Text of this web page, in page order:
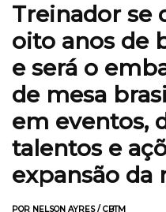
Treinador se
oito anos de
e será o
de mesa
em eventos,
talentos e
expansão da
POR NELSON AYRES / CBTM